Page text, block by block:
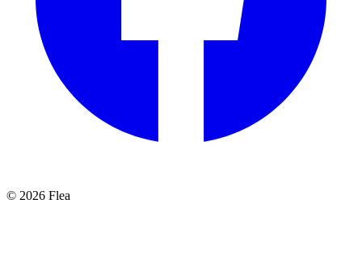
© 2026 Flea